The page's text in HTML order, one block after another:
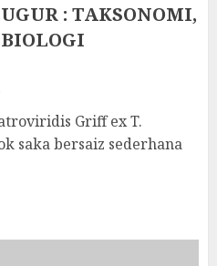
: TAKSONOMI,
Griff ex T.
saka bersaiz sederhana